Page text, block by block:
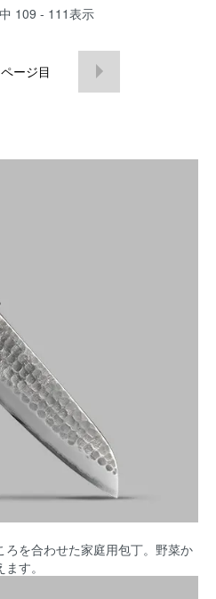
109 - 111表示
ページ目
を合わせた家庭用包丁。野菜か
す。